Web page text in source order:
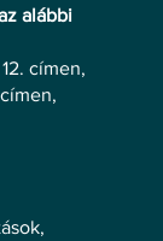
alábbi
címen,